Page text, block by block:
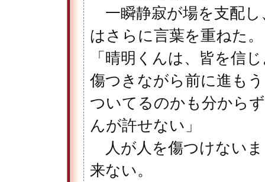
一瞬静寂が場を支配し
はさらに言葉を重ねた。
「晴明くんは、皆を信
傷つきながら前に進も
ついてるのかも分から
んが許せない」
人が人を傷つけない
来ない。